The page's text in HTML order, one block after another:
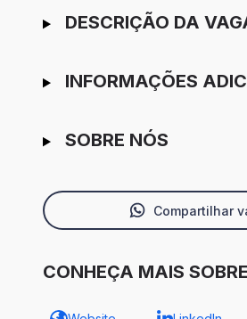
Ir para candidatura
DESCRIÇÃO DA
INFORMAÇÕES
SOBRE NÓS
Compartilhar
CONHEÇA MAIS